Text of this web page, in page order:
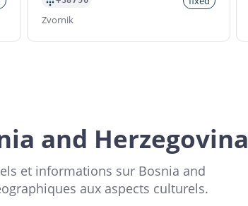
Zvornik
and Herzegovina
et informations sur Bosnia and
aux aspects culturels.